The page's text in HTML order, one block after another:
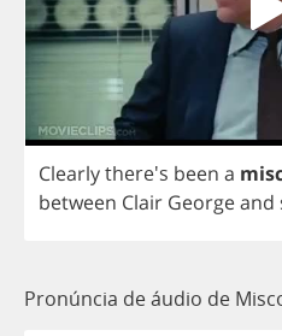
Clearlythere's been a
between Clair Georgeand
Pronúncia de áudio de